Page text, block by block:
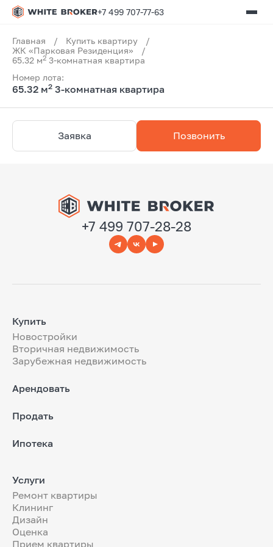
+7 499 707-77-63
Главная / Купить квартиру
/
ЖК «Парковая Резиденция»
/
65.32 м2 3-комнатная квартира
Номер лота:
65.32 м2 3-комнатная квартира
Заявка Позвонить
+7 499 707-28-28
Купить
Новостройки
Вторичная недвижимость
Зарубежная недвижимость
Арендовать
Продать
Ипотека
Услуги
Ремонт квартиры
Клининг
Дизайн
Оценка
Прием квартиры